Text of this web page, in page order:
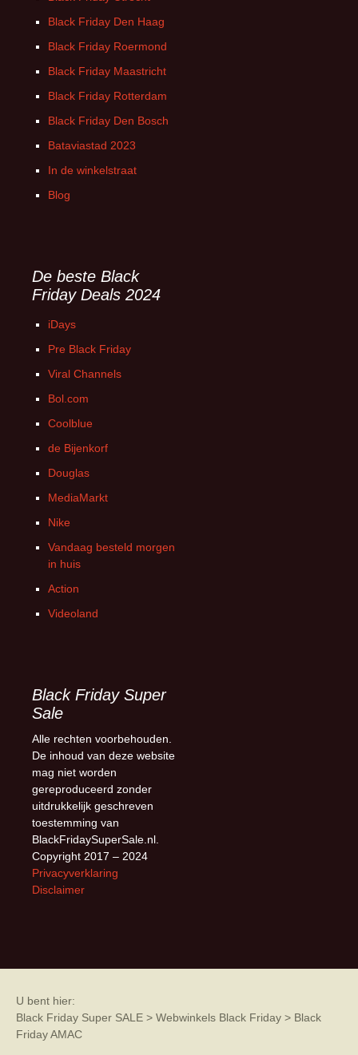
Black Friday Den Haag
Black Friday Roermond
Black Friday Maastricht
Black Friday Rotterdam
Black Friday Den Bosch
Bataviastad 2023
In de winkelstraat
Blog
De beste Black
Friday Deals 2024
iDays
Pre Black Friday
Viral Channels
Bol.com
Coolblue
de Bijenkorf
Douglas
MediaMarkt
Nike
Vandaag besteld morgen
in huis
Action
Videoland
Black Friday Super
Sale
Alle rechten voorbehouden.
De inhoud van deze website
mag niet worden
gereproduceerd zonder
uitdrukkelijk geschreven
toestemming van
BlackFridaySuperSale.nl.
Copyright 2017 – 2024
Privacyverklaring
Disclaimer
U bent hier:
Black Friday Super SALE > Webwinkels Black Friday > Black
Friday AMAC